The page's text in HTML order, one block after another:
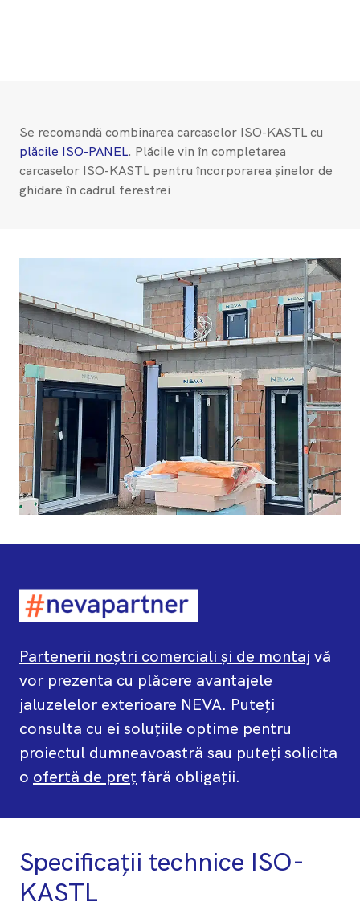
Se recomandă combinarea carcaselor ISO-KASTL cu
plăcile ISO-PANEL. Plăcile vin în completarea
carcaselor ISO-KASTL pentru încorporarea șinelor de
ghidare în cadrul ferestrei
Partenerii noștri comerciali și de montaj vă
vor prezenta cu plăcere avantajele
jaluzelelor exterioare NEVA. Puteți
consulta cu ei soluțiile optime pentru
proiectul dumneavoastră sau puteți solicita
o ofertă de preț fără obligații.
Specificații technice ISO-
KASTL